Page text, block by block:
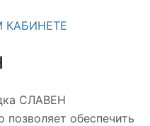
КАБИНЕТЕ
СЛАВЕН
позволяет обеспечить